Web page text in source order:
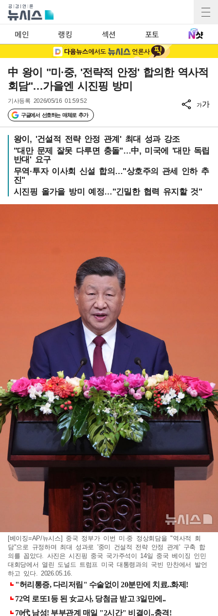
메인 랭킹 섹션 포토
中 왕이 "미·중, '전략적 안정' 합의한 역사적
회담"…가을엔 시진핑 방미
기사등록 2026/05/16 01:59:52
구글에서 선호하는 매체로 추가
가가
왕이, '건설적 전략 안정 관계' 최대 성과 강조
"대만 문제 잘못 다루면 충돌"…中, 미국에 '대만 독립
반대' 요구
무역·투자 이사회 신설 합의…"상호주의 관세 인하 추
진"
시진핑 올가을 방미 예정…"긴밀한 협력 유지할 것"
[베이징=AP/뉴시스] 중국 정부가 이번 미·중 정상회담을 "역사적 회
담"으로 규정하며 최대 성과로 '중미 건설적 전략 안정 관계' 구축 합
의를 꼽았다. 사진은 시진핑 중국 국가주석이 14일 중국 베이징 인민
대회당에서 열린 도널드 트럼프 미국 대통령과의 국빈 만찬에서 발언
하고 있다. 2026.05.16.